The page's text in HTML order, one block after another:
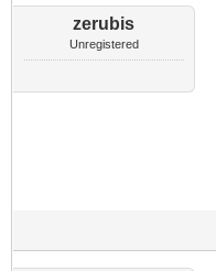
zerubis
Unregistered